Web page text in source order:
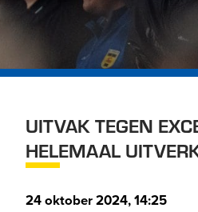
UITVAK TEGEN
HELEMAAL
24 oktober 2024, 14:25